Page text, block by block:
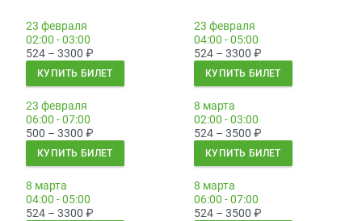
23 февраля
02:00 - 03:00
524 – 3300 ₽
КУПИТЬ БИЛЕТ
23 февраля
04:00 - 05:00
524 – 3300 ₽
КУПИТЬ БИЛЕТ
23 февраля
06:00 - 07:00
500 – 3300 ₽
КУПИТЬ БИЛЕТ
8 марта
02:00 - 03:00
524 – 3500 ₽
КУПИТЬ БИЛЕТ
8 марта
04:00 - 05:00
524 – 3300 ₽
8 марта
06:00 - 07:00
524 – 3500 ₽